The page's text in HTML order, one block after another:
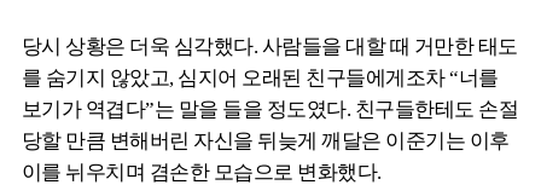
당시 상황은 더욱 심각했다. 사람들을 대할 때 거만한 태도
를 숨기지 않았고, 심지어 오래된 친구들에게조차 “너를
보기가 역겹다”는 말을 들을 정도였다. 친구들한테도 손절
당할 만큼 변해버린 자신을 뒤늦게 깨달은 이준기는 이후
이를 뉘우치며 겸손한 모습으로 변화했다.